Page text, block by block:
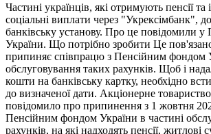
Частині українців, які отримують пенсії та
соціальні виплати через "Укрексімбанк",
банківську установу. Про це повідомили у
України. Що потрібно зробити Це
припиняє співпрацю з Пенсійним фондом
обслуговування таких рахунків. Щоб і
кошти на банківську картку, необхідно
до визначеної дати. Акціонерне
повідомило про припинення з 1 жовтня
Пенсійним фондом України в частині
рахунків, на які надходять пенсії, житлові